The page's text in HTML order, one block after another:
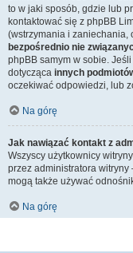
to w jaki sposób, gdzie lub
kontaktować się z phpBB
(wstrzymania i zaniechania,
bezpośrednio nie
phpBB samym w sobie.
dotycząca innych
oczekiwać odpowiedzi, lub
Na górę
Jak nawiązać kontakt z
Wszyscy użytkownicy
przez administratora witryny
mogą także używać
Na górę